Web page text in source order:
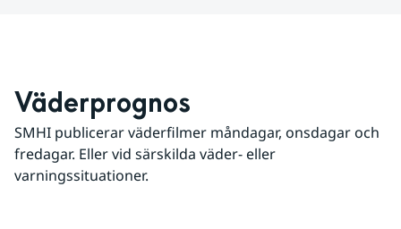
Väderprognos
SMHI publicerar väderfilmer måndagar, onsdagar och
fredagar. Eller vid särskilda väder- eller
varningssituationer.